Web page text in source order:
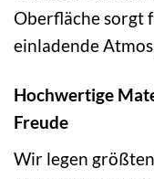
Oberfläche sorgt
einladende
Hochwertige
Freude
Wir legen